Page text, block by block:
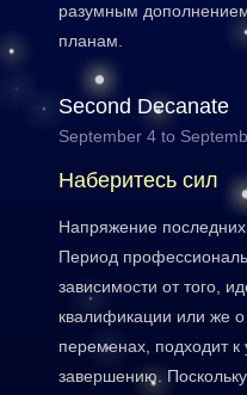
разумным
планам.
Second Decanate
September 4 to
Наберитесь сил
Напряжение
Период
зависимости от того,
квалификации или же
переменах, подходит к
завершению.